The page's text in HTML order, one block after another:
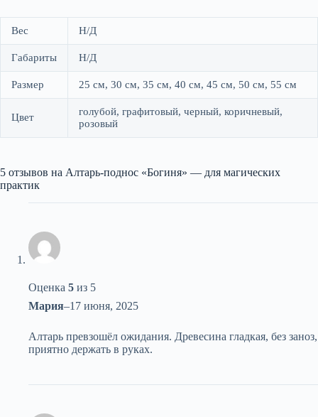
Вес Н/Д
Габариты Н/Д
Размер 25 см, 30 см, 35 см, 40 см, 45 см, 50 см, 55 см
Цвет
голубой, графитовый, черный, коричневый,
розовый
5 отзывов на Алтарь-поднос «Богиня» — для магических
практик
Оценка 5 из 5
Мария–17 июня, 2025
Алтарь превзошёл ожидания. Древесина гладкая, без заноз,
приятно держать в руках.